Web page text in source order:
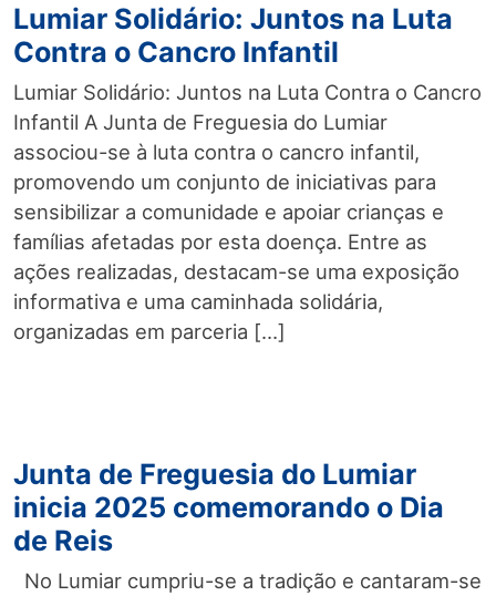
Lumiar Solidário: Juntos na Luta
Contra o Cancro Infantil
Lumiar Solidário: Juntos na Luta Contra o Cancro
Infantil A Junta de Freguesia do Lumiar
associou-se à luta contra o cancro infantil,
promovendo um conjunto de iniciativas para
sensibilizar a comunidade e apoiar crianças e
famílias afetadas por esta doença. Entre as
ações realizadas, destacam-se uma exposição
informativa e uma caminhada solidária,
organizadas em parceria […]
Junta de Freguesia do Lumiar
inicia 2025 comemorando o Dia
de Reis
No Lumiar cumpriu-se a tradição e cantaram-se